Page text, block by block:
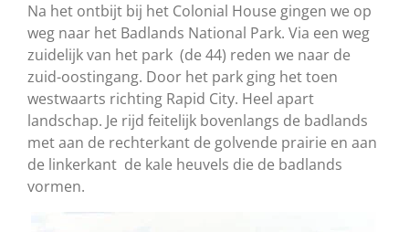
Na het ontbijt bij het Colonial House gingen we op
weg naar het Badlands National Park. Via een weg
zuidelijk van het park (de 44) reden we naar de
zuid-oostingang. Door het park ging het toen
westwaarts richting Rapid City. Heel apart
landschap. Je rijd feitelijk bovenlangs de badlands
met aan de rechterkant de golvende prairie en aan
de linkerkant de kale heuvels die de badlands
vormen.